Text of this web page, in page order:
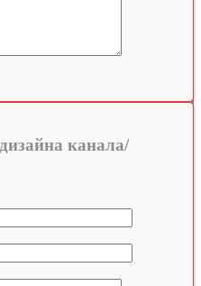
канала/